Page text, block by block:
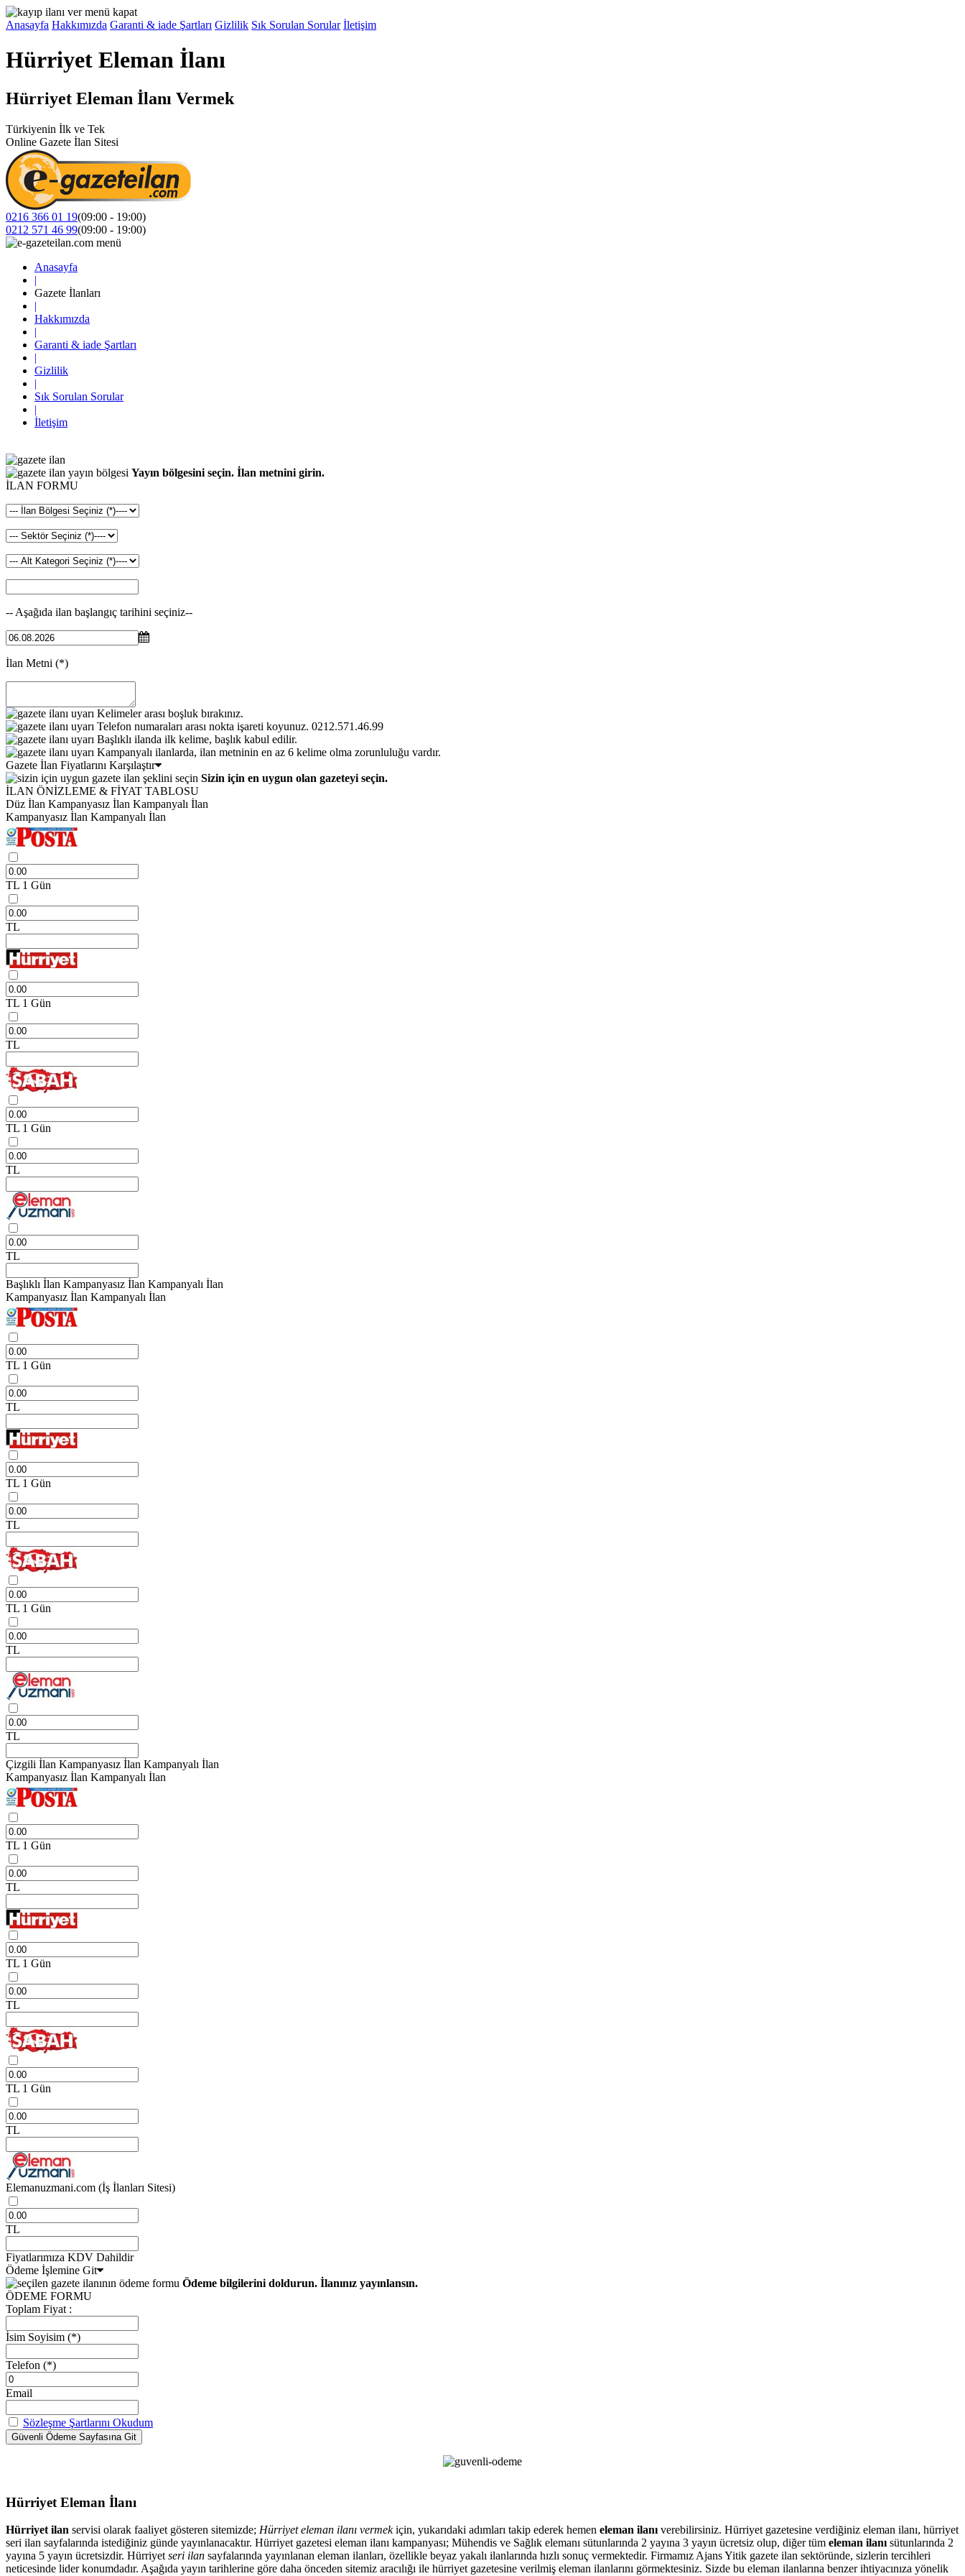
Anasayfa Hakkımızda Garanti & iade Şartları Gizlilik Sık Sorulan Sorular İletişim
Hürriyet Eleman İlanı
Hürriyet Eleman İlanı Vermek
Türkiyenin İlk ve Tek
Online Gazete İlan Sitesi
0216 366 01 19(09:00 - 19:00)
0212 571 46 99(09:00 - 19:00)
Anasayfa
|
Gazete İlanları
|
Hakkımızda
|
Garanti & iade Şartları
|
Gizlilik
|
Sık Sorulan Sorular
|
İletişim
Yayın bölgesini seçin. İlan metnini girin.
İLAN FORMU
-- Aşağıda ilan başlangıç tarihini seçiniz--
İlan Metni (*)
Kelimeler arası boşluk bırakınız.
Telefon numaraları arası nokta işareti koyunuz. 0212.571.46.99
Başlıklı ilanda ilk kelime, başlık kabul edilir.
Kampanyalı ilanlarda, ilan metninin en az 6 kelime olma zorunluluğu vardır.
Gazete İlan Fiyatlarını Karşılaştır
Sizin için en uygun olan gazeteyi seçin.
İLAN ÖNİZLEME & FİYAT TABLOSU
Düz İlan Kampanyasız İlan Kampanyalı İlan
Kampanyasız İlan Kampanyalı İlan
TL 1 Gün
TL
TL 1 Gün
TL
TL 1 Gün
TL
TL
Başlıklı İlan Kampanyasız İlan Kampanyalı İlan
Kampanyasız İlan Kampanyalı İlan
TL 1 Gün
TL
TL 1 Gün
TL
TL 1 Gün
TL
TL
Çizgili İlan Kampanyasız İlan Kampanyalı İlan
Kampanyasız İlan Kampanyalı İlan
TL 1 Gün
TL
TL 1 Gün
TL
TL 1 Gün
TL
Elemanuzmani.com (İş İlanları Sitesi)
TL
Fiyatlarımıza KDV Dahildir
Ödeme İşlemine Git
Ödeme bilgilerini doldurun. İlanınız yayınlansın.
ÖDEME FORMU
Toplam Fiyat :
İsim Soyisim (*)
Telefon (*)
Email
Sözleşme Şartlarını Okudum
Hürriyet Eleman İlanı
Hürriyet ilan servisi olarak faaliyet gösteren sitemizde; Hürriyet eleman ilanı vermekiçin, yukarıdaki adımları takip ederek hemen eleman ilanı verebilirsiniz. Hürriyet gazetesine verdiğiniz eleman ilanı, hürriyet
seri ilan sayfalarında istediğiniz günde yayınlanacaktır. Hürriyet gazetesi eleman ilanı kampanyası; Mühendis ve Sağlık elemanı sütunlarında 2 yayına 3 yayın ücretsiz olup, diğer tüm eleman ilanı sütunlarında 2
yayına 5 yayın ücretsizdir. Hürriyet seri ilan sayfalarında yayınlanan eleman ilanları, özellikle beyaz yakalı ilanlarında hızlı sonuç vermektedir. Firmamız Ajans Yitik gazete ilan sektöründe, sizlerin tercihleri
neticesinde lider konumdadır. Aşağıda yayın tarihlerine göre daha önceden sitemiz aracılığı ile hürriyet gazetesine verilmiş eleman ilanlarını görmektesiniz. Sizde bu eleman ilanlarına benzer ihtiyacınıza yönelik